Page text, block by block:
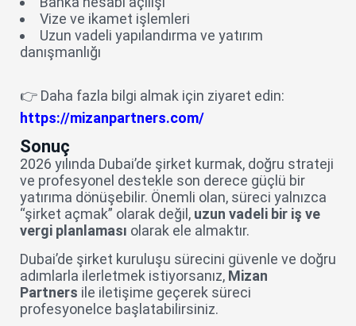
Vize ve ikamet işlemleri
Uzun vadeli yapılandırma ve yatırım
danışmanlığı
👉 Daha fazla bilgi almak için ziyaret edin:
https://mizanpartners.com/
Sonuç
2026 yılında Dubai’de şirket kurmak, doğru strateji
ve profesyonel destekle son derece güçlü bir
yatırıma dönüşebilir. Önemli olan, süreci yalnızca
“şirket açmak” olarak değil, uzun vadeli bir iş ve
vergi planlaması olarak ele almaktır.
Dubai’de şirket kuruluşu sürecini güvenle ve doğru
adımlarla ilerletmek istiyorsanız, Mizan
Partners ile iletişime geçerek süreci
profesyonelce başlatabilirsiniz.